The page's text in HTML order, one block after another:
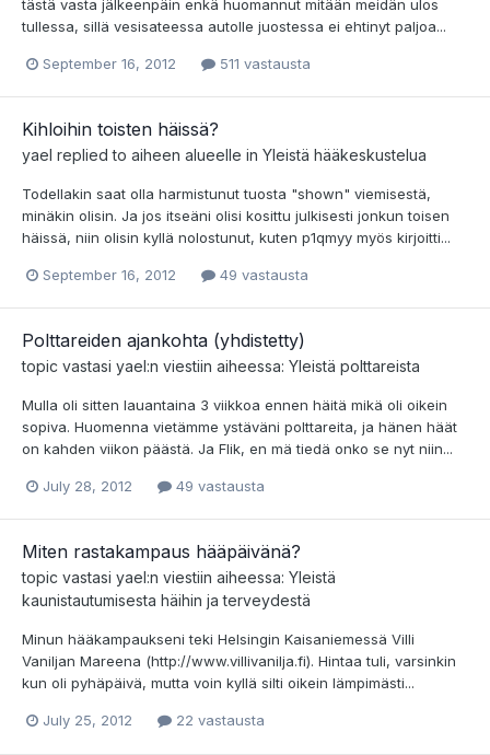
tästä vasta jälkeenpäin enkä huomannut mitään meidän ulos
tullessa, sillä vesisateessa autolle juostessa ei ehtinyt paljoa...
September 16, 2012 511 vastausta
Kihloihin toisten häissä?
yael replied to aiheen alueelle in Yleistä hääkeskustelua
Todellakin saat olla harmistunut tuosta "shown" viemisestä,
minäkin olisin. Ja jos itseäni olisi kosittu julkisesti jonkun toisen
häissä, niin olisin kyllä nolostunut, kuten p1qmyy myös kirjoitti...
September 16, 2012 49 vastausta
Polttareiden ajankohta (yhdistetty)
topic vastasi yael:n viestiin aiheessa: Yleistä polttareista
Mulla oli sitten lauantaina 3 viikkoa ennen häitä mikä oli oikein
sopiva. Huomenna vietämme ystäväni polttareita, ja hänen häät
on kahden viikon päästä. Ja Flik, en mä tiedä onko se nyt niin...
July 28, 2012 49 vastausta
Miten rastakampaus hääpäivänä?
topic vastasi yael:n viestiin aiheessa: Yleistä
kaunistautumisesta häihin ja terveydestä
Minun hääkampaukseni teki Helsingin Kaisaniemessä Villi
Vaniljan Mareena (http://www.villivanilja.fi). Hintaa tuli, varsinkin
kun oli pyhäpäivä, mutta voin kyllä silti oikein lämpimästi...
July 25, 2012 22 vastausta